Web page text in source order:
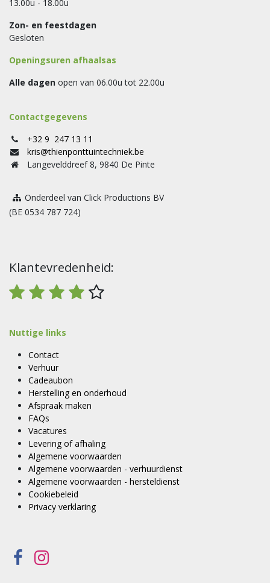
13.00u - 18.00u
Zon- en feestdagen
Gesloten
Openingsuren afhaalsas
Alle dagen open van 06.00u tot 22.00u
Contactgegevens
+32 9 247 13 11
kris@thienponttuintechniek.be
Langevelddreef 8, 9840 De Pinte
Onderdeel van Click Productions BV
(BE 0534 787 724)
Klantevredenheid:
Nuttige links
Contact
Verhuur
Cadeaubon
Herstelling en onderhoud
Afspraak maken
FAQs
Vacatures
Levering of afhaling
Algemene voorwaarden
Algemene voorwaarden - verhuurdienst
Algemene voorwaarden - hersteldienst
Cookiebeleid
Privacy verklaring